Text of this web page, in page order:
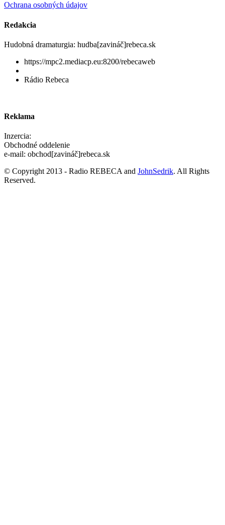
Ochrana osobných údajov
Redakcia
Hudobná dramaturgia: hudba[zavináč]rebeca.sk
https://mpc2.mediacp.eu:8200/rebecaweb
Rádio Rebeca
Reklama
Inzercia:
Obchodné oddelenie
e-mail: obchod[zavináč]rebeca.sk
© Copyright 2013 - Radio REBECA and JohnSedrik. All Rights
Reserved.